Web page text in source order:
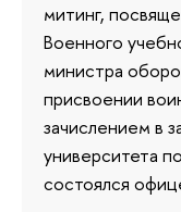
митинг,
Военного
министра
присвоении
зачислением в
университета
состоялся